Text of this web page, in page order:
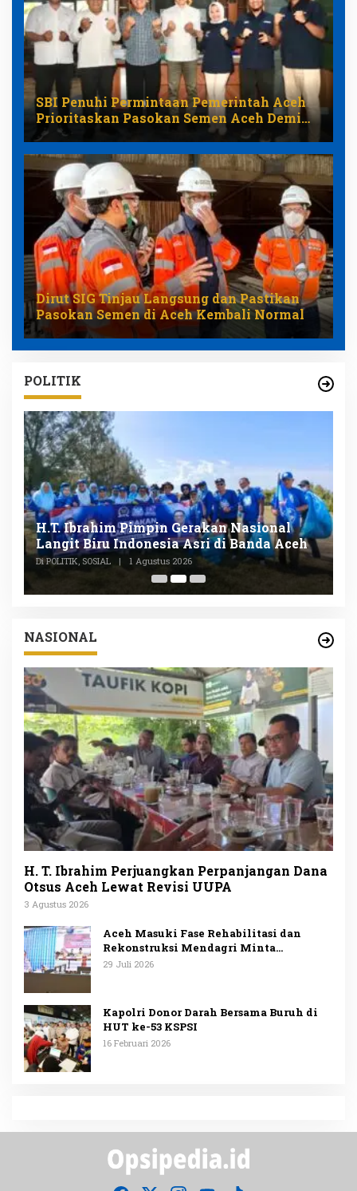
SBI Penuhi Permintaan Pemerintah Aceh
Prioritaskan Pasokan Semen Aceh Demi
Stabilkan Harga
Dirut SIG Tinjau Langsung dan Pastikan
Pasokan Semen di Aceh Kembali Normal
POLITIK
H.T. Ibrahim Pimpin Gerakan Nasional
Langit Biru Indonesia Asri di Banda Aceh
Di POLITIK, SOSIAL | 1 Agustus 2026
NASIONAL
H. T. Ibrahim Perjuangkan Perpanjangan Dana
Otsus Aceh Lewat Revisi UUPA
3 Agustus 2026
Aceh Masuki Fase Rehabilitasi dan
Rekonstruksi Mendagri Minta
Penggunaan Anggaran Dipublikasikan
29 Juli 2026
Kapolri Donor Darah Bersama Buruh di
HUT ke-53 KSPSI
16 Februari 2026